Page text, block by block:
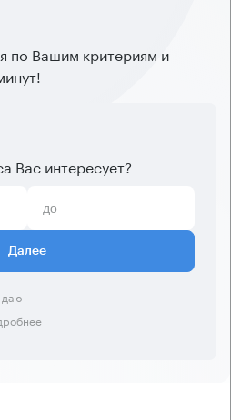
по Вашим критериям и
Вас интересует?
Далее
даю